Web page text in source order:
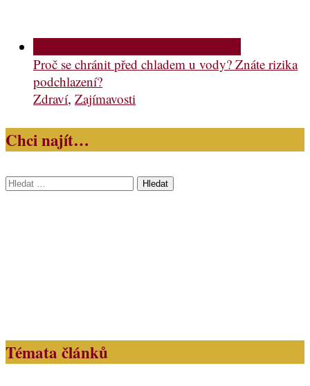
Proč se chránit před chladem u vody? Znáte rizika
podchlazení?
Zdraví, Zajímavosti
Chci najít…
Vyhledávání
Témata článků